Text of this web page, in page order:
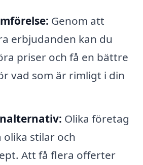
Genom att
erbjudanden kan du
priser och få en bättre
vad som är rimligt i din
Olika företag
olika stilar och
Att få flera offerter